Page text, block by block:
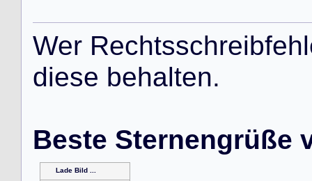
Wer Rechtsschreibfehl
diese behalten.
Beste Sternengrüße
Lade Bild ...